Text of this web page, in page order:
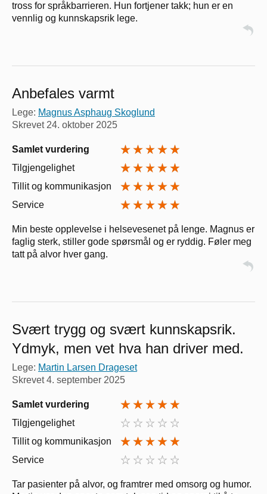
tross for språkbarrieren. Hun fortjener takk; hun er en
vennlig og kunnskapsrik lege.
Anbefales varmt
Lege: Magnus Asphaug Skoglund
Skrevet24. oktober 2025
Samlet vurdering
Tilgjengelighet
Tillit og kommunikasjon
Service
Min beste opplevelse i helsevesenet på lenge. Magnus er
faglig sterk, stiller gode spørsmål og er ryddig. Føler meg
tatt på alvor hver gang.
Svært trygg og svært kunnskapsrik.
Ydmyk, men vet hva han driver med.
Lege: Martin Larsen Drageset
Skrevet4. september 2025
Samlet vurdering
Tilgjengelighet
Tillit og kommunikasjon
Service
Tar pasienter på alvor, og framtrer med omsorg og humor.